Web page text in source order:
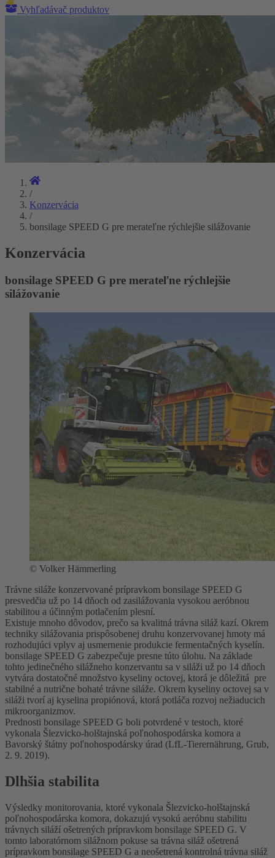
Vyhľadávač produktov
/
Konzervácia
/
bonsilage SPEED G pre merateľne rýchlejšie silážovanie
Konzervácia
bonsilage SPEED G pre merateľne rýchlejšie
silážovanie
© Volker Hämmerling
Trávne siláže konzervované prípravkom bonsilage SPEED G
presvedčia už po 14 dňoch od zasilážovania vysokou aeróbnou
stabilitou a účinným potlačením plesní.
Existuje mnoho dôvodov, prečo sa kvalitná trávna siláž kazí. Okrem
techniky silážovania prispôsobenej druhu konzervovanej hmoty má
rozhodujúci vplyv aj usmernenie produkcie fermentačných kyselín.
bonsilage SPEED G zabezpečuje presne túto úlohu. Na základe
tohto jedinečného silážneho konzervantu sa v siláži už po 14 dňoch
vytvára dostatočné množstvo kyseliny octovej, ktorá je dôležitá pre
stabilné a nutrične bohaté trávne siláže. Okrem kyseliny octovej sa v
siláži tvorí aj kyselina propiónová, ktorá potláča rozvoj nežiaducich
mikroorganizmov.
Prednosti bonsilage SPEED G boli potvrdené v testoch, ktoré
vykonala Šlezvicko-holštajnská poľnohospodárska komora a
Bavorský štátny poľnohospodársky úrad (LfL-Tierernährung, Grub,
2. 9. 2019).
Dlhšia stabilita
Výsledky monitorovania, ktoré vykonala Šlezvicko-holštajnská
poľnohospodárska komora, dokazujú vysokú aeróbnu stabilitu
trávnych siláží ošetrených prípravkom bonsilage SPEED G. V
tomto laboratórnom silážnom pokuse sa trávna siláž ošetrená
prípravkom bonsilage SPEED G a neošetrená kontrolná trávna siláž